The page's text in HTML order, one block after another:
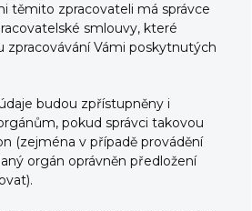
zpracovateli má správce
smlouvy, které
zpracovávání Vámi poskytnutých
zpřístupněny i
pokud správci takovou
(zejména v případě provádění
orgán oprávněn předložení